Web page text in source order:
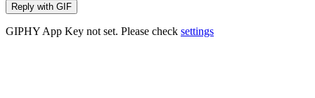
Reply with GIF
GIPHY App Key not set. Please check settings